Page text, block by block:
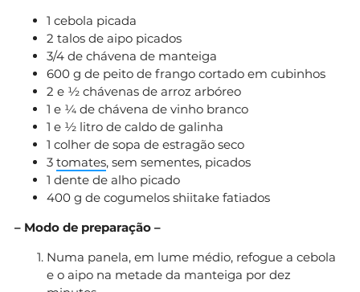
1 cebola picada
2 talos de aipo picados
3/4 de chávena de manteiga
600 g de peito de frango cortado em cubinhos
2 e ½ chávenas de arroz arbóreo
1 e ¼ de chávena de vinho branco
1 e ½ litro de caldo de galinha
1 colher de sopa de estragão seco
3 tomates, sem sementes, picados
1 dente de alho picado
400 g de cogumelos shiitake fatiados
– Modo de preparação –
Numa panela, em lume médio, refogue a cebola
e o aipo na metade da manteiga por dez